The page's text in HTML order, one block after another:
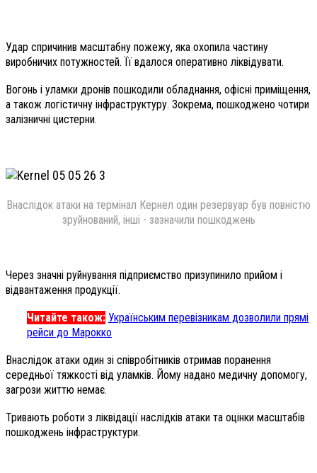
Удар спричинив масштабну пожежу, яка охопила частину
виробничих потужностей. Її вдалося оперативно ліквідувати.
Вогонь і уламки дронів пошкодили обладнання, офісні приміщення,
а також логістичну інфраструктуру. Зокрема, пошкоджено чотири
залізничні цистерни.
Внаслідок атаки на термінал Кернел один резервуар був повністю
зруйнований, інші - зазначили пошкоджень
Через значні руйнування підприємство призупинило прийом і
відвантаження продукції.
Читайте також: Українським перевізникам дозволили прямі
рейси до Марокко
Внаслідок атаки один зі співробітників отримав поранення
середньої тяжкості від уламків. Йому надано медичну допомогу,
загрози життю немає.
Тривають роботи з ліквідації наслідків атаки та оцінки масштабів
пошкоджень інфраструктури.